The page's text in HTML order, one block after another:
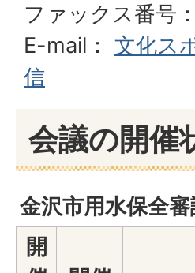
ファックス番号
E-mail： 文化ス
信
会議の開催
金沢市用水保全
開